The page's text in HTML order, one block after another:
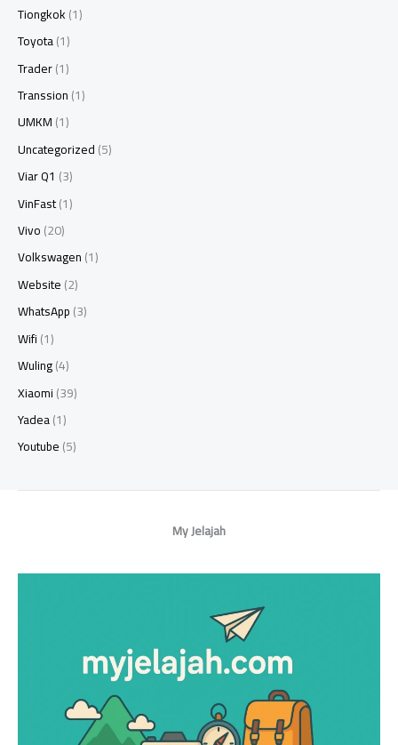
Tiongkok(1)
Toyota(1)
Trader(1)
Transsion(1)
UMKM(1)
Uncategorized(5)
Viar Q1 (3)
VinFast(1)
Vivo(20)
Volkswagen(1)
Website(2)
WhatsApp(3)
Wifi(1)
Wuling(4)
Xiaomi(39)
Yadea(1)
Youtube(5)
My Jelajah